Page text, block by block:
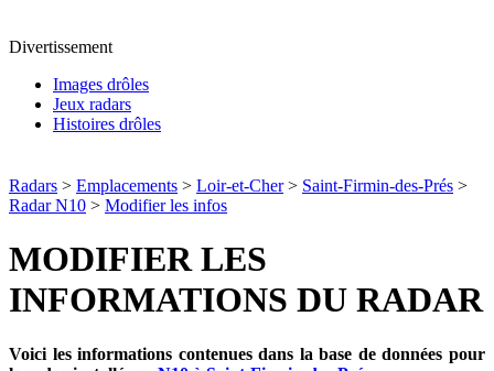
Divertissement
Images drôles
Jeux radars
Histoires drôles
Radars > Emplacements > Loir-et-Cher> Saint-Firmin-des-Prés >
Radar N10 > Modifier les infos
MODIFIER LES
INFORMATIONS DU RADAR
Voici les informations contenues dans la base de données pour